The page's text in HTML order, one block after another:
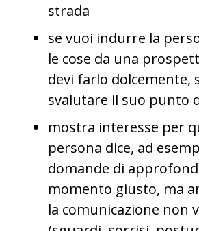
strada
se vuoi indurre la
le cose da una
devi farlo dolcemente,
svalutare il suo punto
mostra interesse per
persona dice, ad
domande di
momento giusto, ma
la comunicazione non